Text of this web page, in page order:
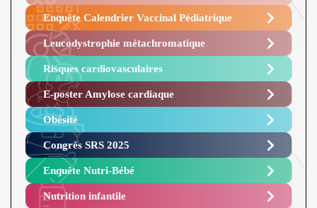
Enquête Calendrier Vaccinal Pédiatrique
Leucodystrophie métachromatique
Risques cardiovasculaires
E-poster Amylose cardiaque ​
Obésité ​
Congrès SRS 2025 ​
Enquête Nutri-Bébé ​
Nutrition infantile